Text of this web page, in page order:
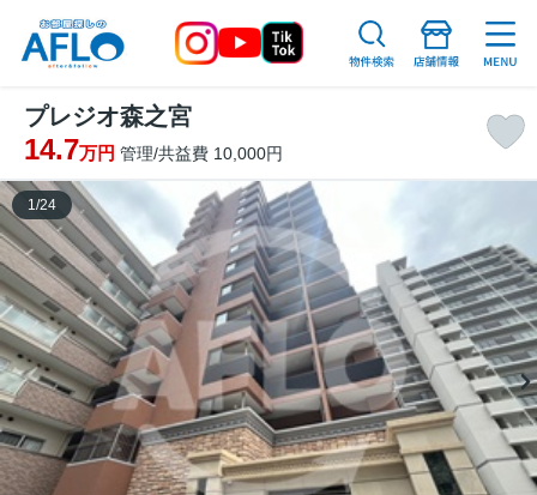
プレジオ森之宮
14.7万円 管理/共益費 10,000円
1 /24